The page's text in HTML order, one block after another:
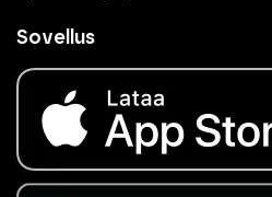
Sovellus